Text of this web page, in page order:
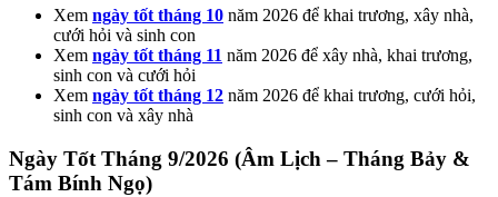
Xem ngày tốt tháng 10 năm 2026 để khai trương, xây nhà,
cưới hỏi và sinh con
Xem ngày tốt tháng 11 năm 2026 để xây nhà, khai trương,
sinh con và cưới hỏi
Xem ngày tốt tháng 12 năm 2026 để khai trương, cưới hỏi,
sinh con và xây nhà
Ngày Tốt Tháng 9/2026 (Âm Lịch – Tháng Bảy &
Tám Bính Ngọ)